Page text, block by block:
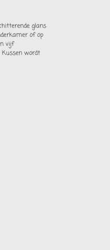
glans
of op
vijf
Kussen wordt